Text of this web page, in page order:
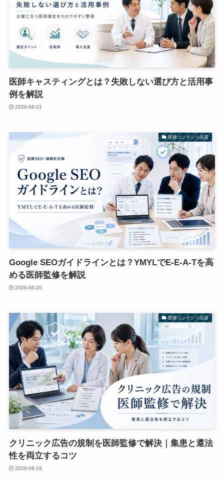
医師キャスティングとは？失敗しない選び方と活用事
例を解説
2026-06-21
医療コンテンツ品質
Google SEOガイドラインとは？YMYLでE-E-A-Tを高
める医師監修を解説
2026-06-20
医療コンテンツ品質
クリニック広告の規制を医師監修で解決｜集患と遵法
性を両立するコツ
2026-06-19